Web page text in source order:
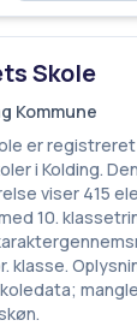
Skole
Kommune
er
i Kolding.
viser 415
10.
klasse.